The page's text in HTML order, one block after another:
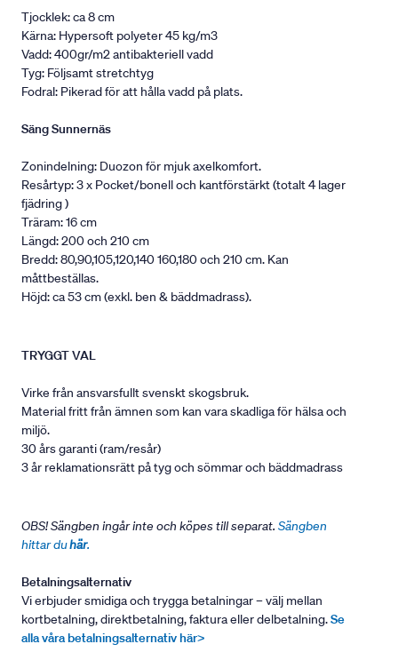
Tjocklek: ca 8 cm
Kärna: Hypersoft polyeter 45 kg/m3
Vadd: 400gr/m2 antibakteriell vadd
Tyg: Följsamt stretchtyg
Fodral: Pikerad för att hålla vadd på plats.
Säng Sunnernäs
Zonindelning: Duozon för mjuk axelkomfort.
Resårtyp: 3 x Pocket/bonell och kantförstärkt (totalt 4 lager
fjädring )
Träram: 16 cm
Längd: 200 och 210 cm
Bredd: 80,90,105,120,140 160,180 och 210 cm. Kan
måttbeställas.
Höjd: ca 53 cm (exkl. ben & bäddmadrass).
TRYGGT VAL
Virke från ansvarsfullt svenskt skogsbruk.
Material fritt från ämnen som kan vara skadliga för hälsa och
miljö.
30 års garanti (ram/resår)
3 år reklamationsrätt på tyg och sömmar och bäddmadrass
OBS! Sängben ingår inte och köpes till separat. Sängben
hittar duhär.
Betalningsalternativ
Vi erbjuder smidiga och trygga betalningar – välj mellan
kortbetalning, direktbetalning, faktura eller delbetalning.Se
alla våra betalningsalternativ här>